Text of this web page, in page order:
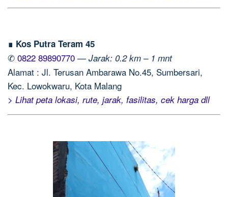
∎ Kos Putra Teram 45
✆ 0822 89890770 — Jarak: 0.2 km – 1 mnt
Alamat : Jl. Terusan Ambarawa No.45, Sumbersari,
Kec. Lowokwaru, Kota Malang
> Lihat peta lokasi, rute, jarak, fasilitas, cek harga dll